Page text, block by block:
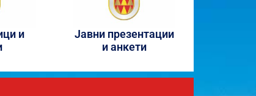
и
Јавни презентации
и анкети